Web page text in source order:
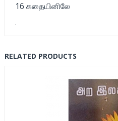
16 கதையினிலே
.
RELATED PRODUCTS